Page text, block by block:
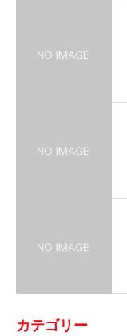
カテゴリー